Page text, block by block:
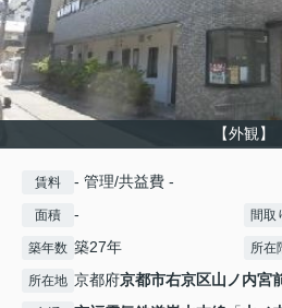
【外観】
賃料 - 管理/共益費 -
面積 - 間取
築年数 築27年 所在
所在地 京都府京都市右京区山ノ内宮